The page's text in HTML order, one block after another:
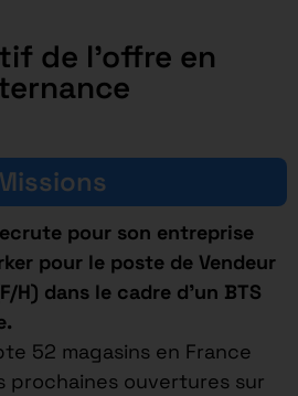
de l'offre en
pour son entreprise
pour le poste de Vendeur
H) dans le cadre d’un BTS
52 magasins en France
prochaines ouvertures sur